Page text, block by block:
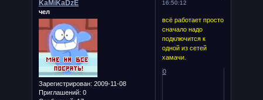
16:50:12
KaMiKaDzE
чел
Зарегистрирован: 2009-11-08
Приглашений: 0
всё работает просто
сначало надо
подключится к
одной из сетей
хамачи.
0